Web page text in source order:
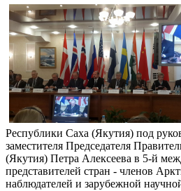
Республики Саха (Якутия) под
заместителя Председателя
(Якутия) Петра Алексеева в 5-й
представителей стран - членов
наблюдателей и зарубежной